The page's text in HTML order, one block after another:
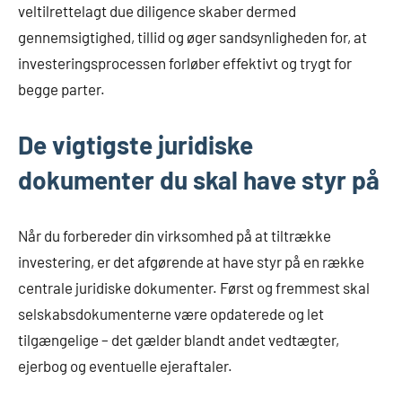
veltilrettelagt due diligence skaber dermed
gennemsigtighed, tillid og øger sandsynligheden for, at
investeringsprocessen forløber effektivt og trygt for
begge parter.
De vigtigste juridiske
dokumenter du skal have styr på
Når du forbereder din virksomhed på at tiltrække
investering, er det afgørende at have styr på en række
centrale juridiske dokumenter. Først og fremmest skal
selskabsdokumenterne være opdaterede og let
tilgængelige – det gælder blandt andet vedtægter,
ejerbog og eventuelle ejeraftaler.